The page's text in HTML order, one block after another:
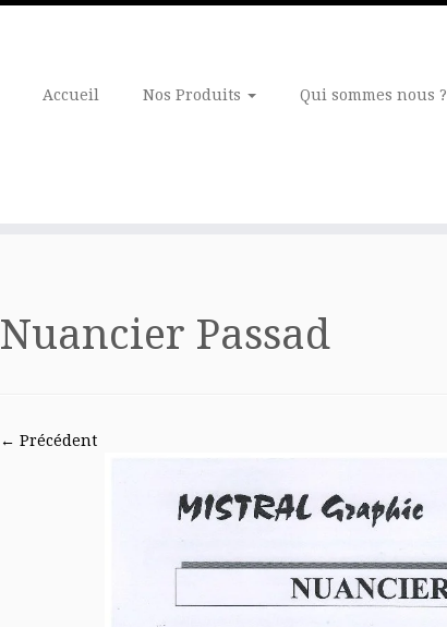
Accueil Nos Produits Qui sommes nous ?
Nuancier Passad
← Précédent